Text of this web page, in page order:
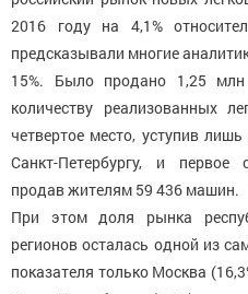
2016 году на 4,1%
предсказывали многие
15%. Было продано 1,25 млн
количеству реализованных
четвертое место, уступив
Санкт-Петербургу, и первое
продав жителям 59 436 машин.
При этом доля рынка
регионов осталась одной из
показателя только Москва